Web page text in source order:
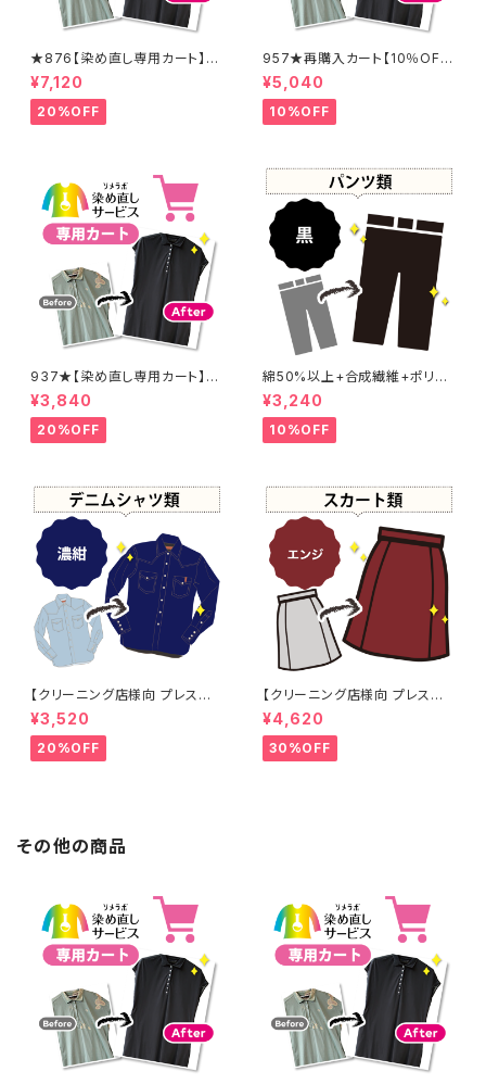
★876【染め直し専用カート】8
900円
¥7,120
20%OFF
957★再購入カート【10％OF
F】
¥5,040
10%OFF
937★【染め直し専用カート】4
800円
¥3,840
20%OFF
綿50%以上+合成繊維+ポリウ
レタン 黒染め パンツ 【元色：
黒】 -染め直し[漆黒 - Black]4
01-0076
¥3,240
10%OFF
【クリーニング店様向 プレス加
工なし】綿100% 濃紺染め シャ
ツ 【元色：紺(Navy) - 色あせあ
り】 -染め直し[ネイビー - Nav
y]403-0116
¥3,520
20%OFF
【クリーニング店様向 プレス加
工なし】綿100% エンジ染め ス
カート 【元色：白 - 汚れあり】 -
染め直し[臙脂 - ワインレッド -
くすんだ深みのある赤]403-01
¥4,620
30%OFF
その他の商品